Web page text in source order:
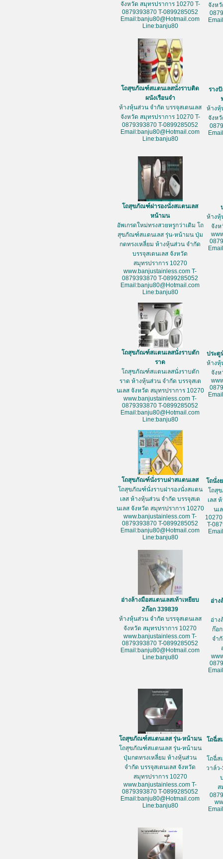
จังหวัด สมุทรปราการ 10270 T-
0879393870 T-0899285052
Email:banju80@Hotmail.com
Line:banju80
จังห
โถสุขภัณฑ์สแตนเลสนั่งราบติด
ผนังเรือนจำ
ห้างหุ้นส่วน จำกัด บรรจุสเตนเลส
จังหวัด สมุทรปราการ 10270 T-
0879393870 T-0899285052
Email:banju80@Hotmail.com
Line:banju80
ราง
ห้างหุ้
จังห
โถสุขภัณฑ์ฝารองนั่งสแตนเลส
หน้ามน
อัพเกรดใหม่ทรงสวยหรูกว่าเดิม โถ
สุขภัณฑ์สแตนเลส รุ่น-หน้ามน ปุ่ม
กดทรงเหลี่ยม ห้างหุ้นส่วน จำกัด
บรรจุสเตนเลส จังหวัด
สมุทรปราการ 10270
www.banjustainless.com T-
0879393870 T-0899285052
Email:banju80@Hotmail.com
Line:banju80
ห้างหุ้
จังห
โถสุขภัณฑ์สแตนเลสนั่งราบตัก
ราด
โถสุขภัณฑ์สแตนเลสนั่งราบตัก
ราด ห้างหุ้นส่วน จำกัด บรรจุสเต
นเลส จังหวัด สมุทรปราการ 10270
www.banjustainless.com T-
0879393870 T-0899285052
Email:banju80@Hotmail.com
Line:banju80
ประตู
ห้างหุ้
จังห
โถสุขภัณฑ์นั่งราบฝาสแตนเลส
โถสุขภัณฑ์นั่งราบฝารองนั่งสแตน
เลส ห้างหุ้นส่วน จำกัด บรรจุสเต
นเลส จังหวัด สมุทรปราการ 10270
www.banjustainless.com T-
0879393870 T-0899285052
Email:banju80@Hotmail.com
Line:banju80
โถนั่ง
โถสุ
เลส
นเ
T-
อ่างล้างมือสแตนเลสเท้าเหยียบ
2ก๊อก 339839
ห้างหุ้นส่วน จำกัด บรรจุสเตนเลส
จังหวัด สมุทรปราการ 10270
www.banjustainless.com T-
0879393870 T-0899285052
Email:banju80@Hotmail.com
Line:banju80
อ่าง
อ่าง
ก๊อ
จำ
โถสุขภัณฑ์สแตนเลส รุ่น-หน้ามน
โถสุขภัณฑ์สแตนเลส รุ่น-หน้ามน
ปุ่มกดทรงเหลี่ยม ห้างหุ้นส่วน
จำกัด บรรจุสเตนเลส จังหวัด
สมุทรปราการ 10270
www.banjustainless.com T-
0879393870 T-0899285052
Email:banju80@Hotmail.com
Line:banju80
โถฉี่ส
โถฉี่ส
วาล์ว
ส